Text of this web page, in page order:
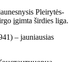
Pleirytės-
įgimta širdies liga.
– jauniausias